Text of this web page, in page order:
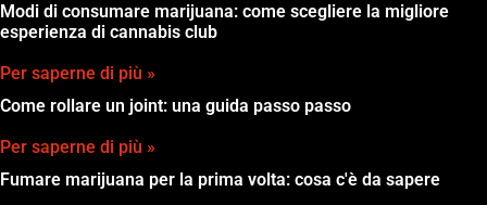
Modi di consumare marijuana: come scegliere la migliore
esperienza di cannabis club
Per saperne di più »
Come rollare un joint: una guida passo passo
Per saperne di più »
Fumare marijuana per la prima volta: cosa c'è da sapere